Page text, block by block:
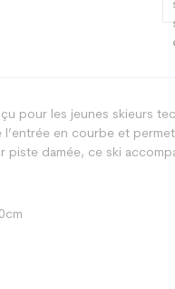
pour les jeunes skieurs
l’entrée en courbe et
damée, ce ski